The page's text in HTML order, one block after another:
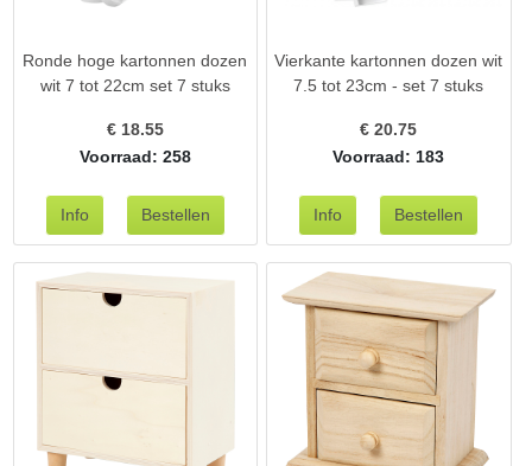
Ronde hoge kartonnen dozen
wit 7 tot 22cm set 7 stuks
€ 18.55
Voorraad: 258
Vierkante kartonnen dozen wit
7.5 tot 23cm - set 7 stuks
€20.75
Voorraad: 183